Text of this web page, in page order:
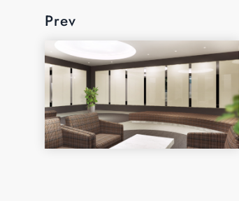
Prev